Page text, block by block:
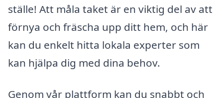
ställe! Att måla taket är en viktig del av att
förnya och fräscha upp ditt hem, och här
kan du enkelt hitta lokala experter som
kan hjälpa dig med dina behov.
Genom vår plattform kan du snabbt och